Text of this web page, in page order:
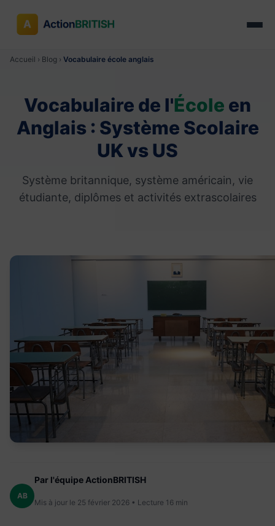
Accueil › Blog › Vocabulaire école anglais
Vocabulaire de l'École en
Anglais : Système Scolaire
UK vs US
Système britannique, système américain, vie
étudiante, diplômes et activités extrascolaires
AB
Par l'équipe ActionBRITISH
Mis à jour le 25 février 2026 • Lecture 16 min